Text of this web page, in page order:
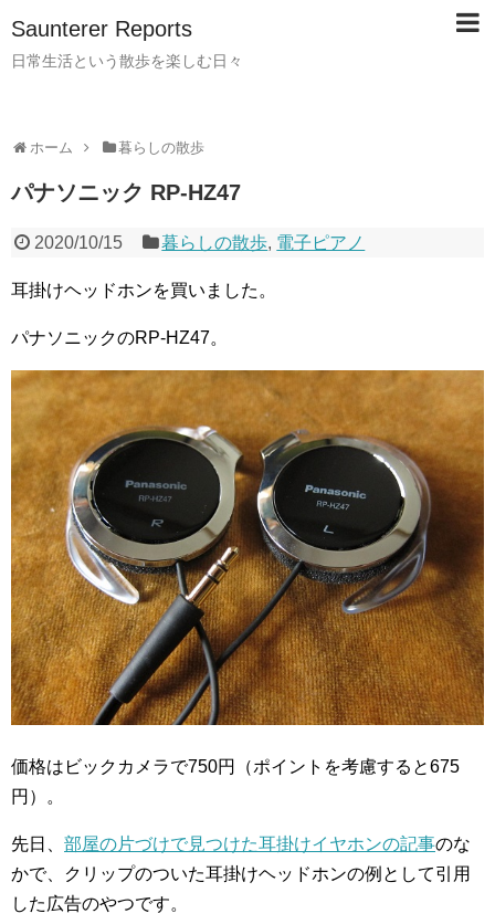
Saunterer Reports
日常生活という散歩を楽しむ日々
ホーム 暮らしの散歩
パナソニック RP-HZ47
2020/10/15 暮らしの散歩, 電子ピアノ
耳掛けヘッドホンを買いました。
パナソニックのRP-HZ47。
価格はビックカメラで750円（ポイントを考慮すると675
円）。
先日、 部屋の片づけで見つけた耳掛けイヤホンの記事のな
かで、クリップのついた耳掛けヘッドホンの例として引用
した広告のやつです。